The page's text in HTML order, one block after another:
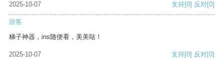
2025-10-07 支持[0] 反对[0]
游客
梯子神器，ins随便看，美美哒！
2025-10-07 支持[0] 反对[0]